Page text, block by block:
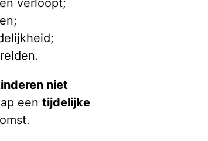
verloopt;
niet
een tijdelijke